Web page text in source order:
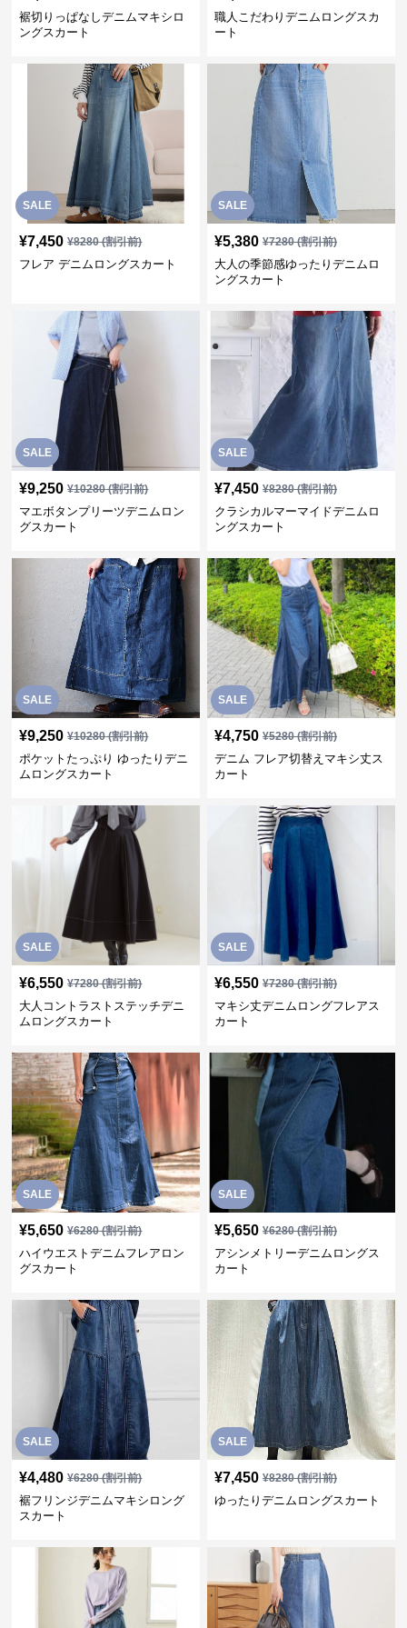
裾切りっぱなしデニムマキシロ
ングスカート
職人こだわりデニムロングスカ
ート
SALE
¥7,450 ¥8280(割引前)
フレア デニムロングスカート
SALE
¥5,380 ¥7280(割引前)
大人の季節感ゆったりデニムロ
ングスカート
SALE
¥9,250 ¥10280(割引前)
マエボタンプリーツデニムロン
グスカート
SALE
¥7,450 ¥8280(割引前)
クラシカルマーマイドデニムロ
ングスカート
SALE
¥9,250 ¥10280(割引前)
ポケットたっぷり ゆったりデニ
ムロングスカート
SALE
¥4,750 ¥5280(割引前)
デニム フレア切替えマキシ丈ス
カート
SALE
¥6,550 ¥7280(割引前)
大人コントラストステッチデニ
ムロングスカート
SALE
¥6,550 ¥7280(割引前)
マキシ丈デニムロングフレアス
カート
SALE
¥5,650 ¥6280(割引前)
ハイウエストデニムフレアロン
グスカート
SALE
¥5,650 ¥6280(割引前)
アシンメトリーデニムロングス
カート
SALE
¥4,480 ¥6280(割引前)
裾フリンジデニムマキシロング
スカート
SALE
¥7,450 ¥8280(割引前)
ゆったりデニムロングスカート